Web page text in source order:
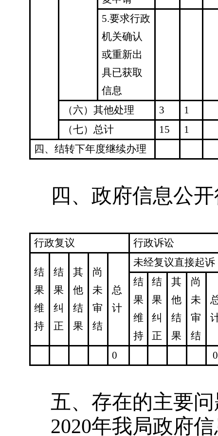
5.要求行政
机关确认
或重新出
具已获取
信息
（六）其他处理
3
1
（七）总计
15
1
四、结转下年度继续办理
四、政府信息公
行政复议 行政诉讼
结
果
维
持
结
果
纠
正
其
他
结
果
尚
未
审
结
总
计
未经复议直接起诉
结
果
维
持
结
果
纠
正
其
他
结
果
尚
未
审
结
0 0
五、存在的主要
2020年我局政府